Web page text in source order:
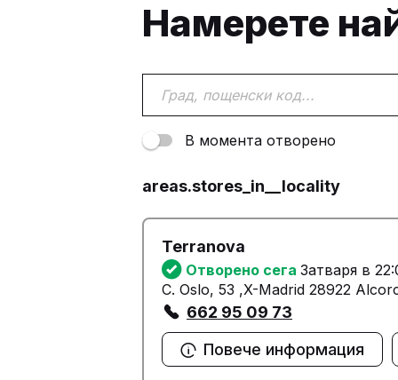
Намерете
В момента отворено
areas.stores_in__locality
Terranova
Отворено сега Затваря в
C. Oslo, 53 ,X-Madrid 28922
662 95 09 73
Повече информация